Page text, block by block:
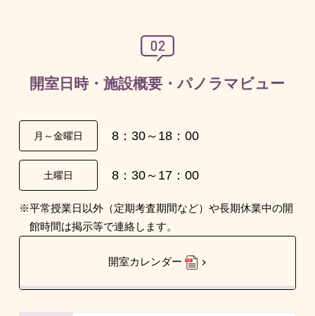
開室日時・施設概要・パノラマビュー
月～金曜日 8：30～18：00
土曜日 8：30～17：00
※平常授業日以外（定期考査期間など）や長期休業中の開
館時間は掲示等で連絡します。
開室カレンダー